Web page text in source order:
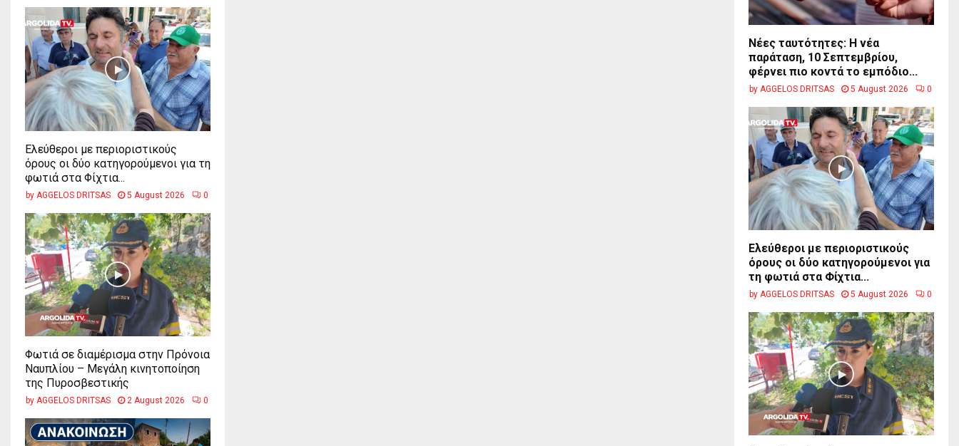
Ελεύθεροι με περιοριστικούς
όρους οι δύο κατηγορούμενοι για τη
φωτιά στα Φίχτια...
by AGGELOS DRITSAS 5 August 2026 0
Φωτιά σε διαμέρισμα στην Πρόνοια
Ναυπλίου – Μεγάλη κινητοποίηση
της Πυροσβεστικής
by AGGELOS DRITSAS 2 August 2026 0
Νέες ταυτότητες: Η νέα
παράταση, 10 Σεπτεμβρίου,
φέρνει πιο κοντά το εμπόδιο...
by AGGELOS DRITSAS 5 August 2026 0
Ελεύθεροι με περιοριστικούς
όρους οι δύο κατηγορούμενοι για
τη φωτιά στα Φίχτια...
by AGGELOS DRITSAS 5 August 2026 0